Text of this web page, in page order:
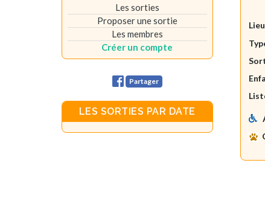
Les sorties
Proposer une sortie
Les membres
Créer un compte
Partager
LES SORTIES PAR DATE